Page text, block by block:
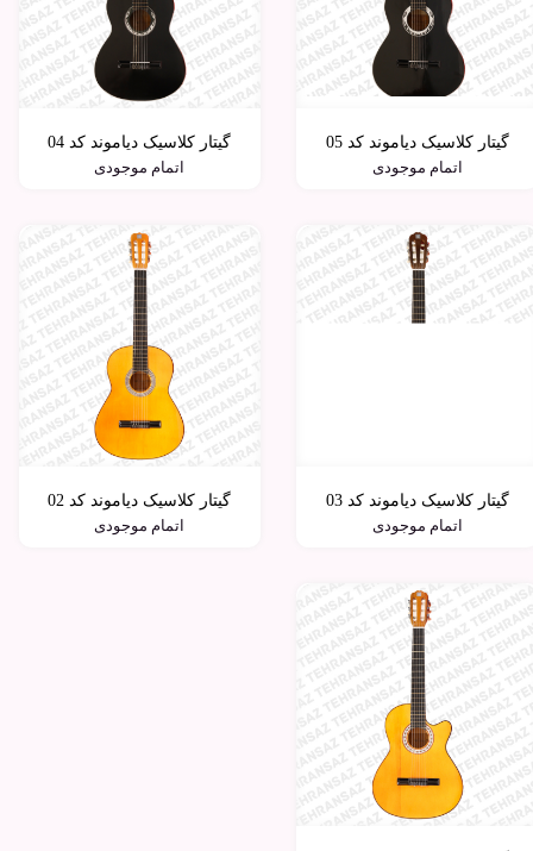
گیتار کلاسیک دیاموند کد 05
اتمام موجودی
گیتار کلاسیک دیاموند کد 04
اتمام موجودی
گیتار کلاسیک دیاموند کد 03
اتمام موجودی
گیتار کلاسیک دیاموند کد 02
اتمام موجودی